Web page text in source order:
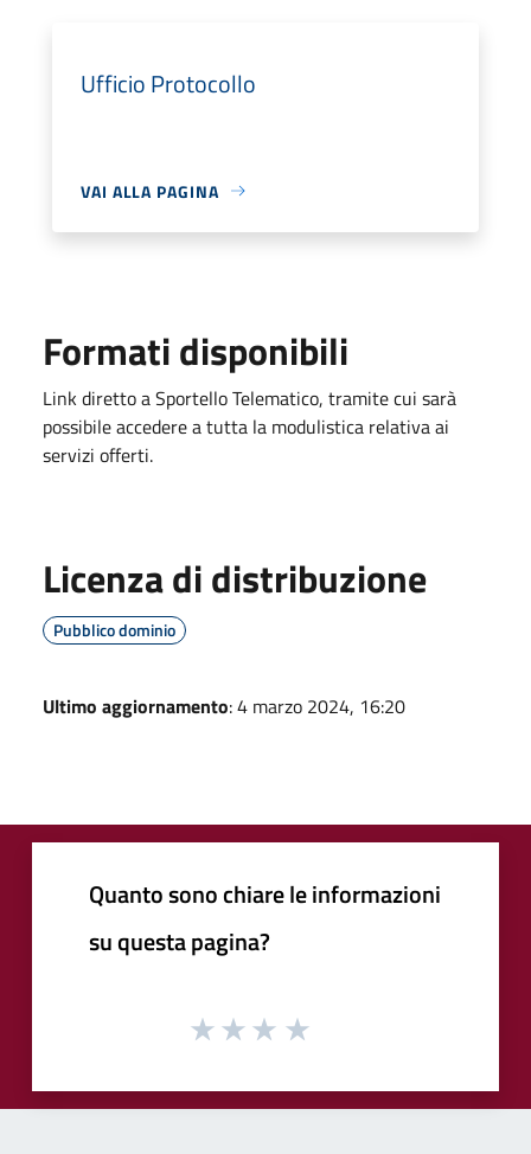
Ufficio Protocollo
VAI ALLA PAGINA
Formati disponibili
Link diretto a Sportello Telematico, tramite cui sarà
possibile accedere a tutta la modulistica relativa ai
servizi offerti.
Licenza di distribuzione
Pubblico dominio
Ultimo aggiornamento: 4 marzo 2024, 16:20
Quanto sono chiare le informazioni
su questa pagina?